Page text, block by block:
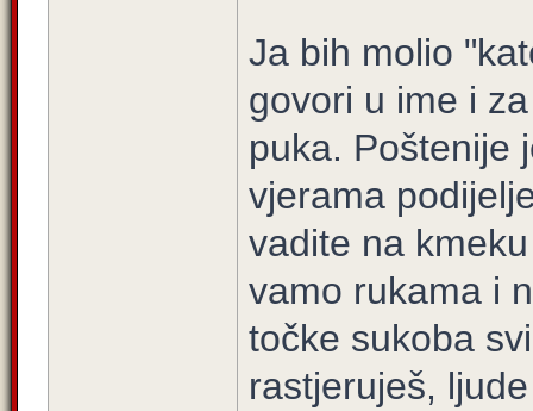
Ja bih molio
govori u ime i
puka. Poštenije
vjerama
vadite na
vamo rukama i
točke sukoba
rastjeruješ,